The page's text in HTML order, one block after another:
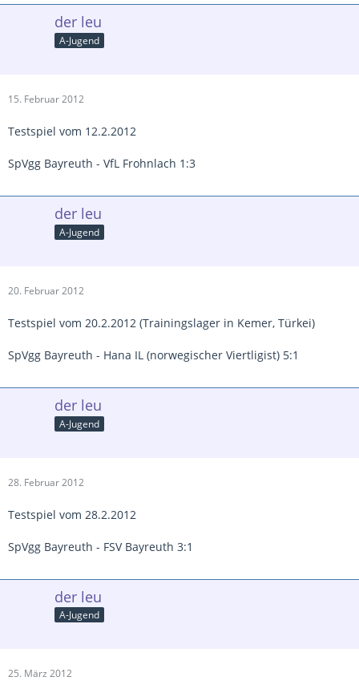
der leu
A-Jugend
15. Februar 2012
Testspiel vom 12.2.2012
SpVgg Bayreuth - VfL Frohnlach 1:3
der leu
A-Jugend
20. Februar 2012
Testspiel vom 20.2.2012 (Trainingslager in Kemer, Türkei)
SpVgg Bayreuth - Hana IL (norwegischer Viertligist) 5:1
der leu
A-Jugend
28. Februar 2012
Testspiel vom 28.2.2012
SpVgg Bayreuth - FSV Bayreuth 3:1
der leu
A-Jugend
25. März 2012